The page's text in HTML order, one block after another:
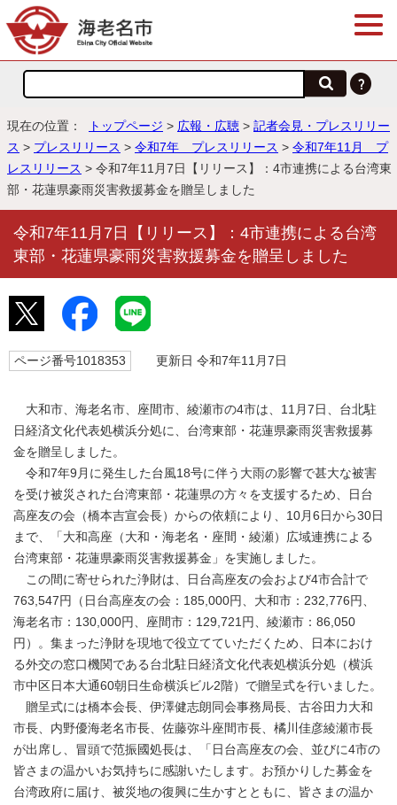
現在の位置： トップページ > 広報・広聴 > 記者会見・プレスリリー
ス > プレスリリース > 令和7年 プレスリリース > 令和7年11月 プ
レスリリース > 令和7年11月7日【リリース】：4市連携による台湾東
部・花蓮県豪雨災害救援募金を贈呈しました
令和7年11月7日【リリース】：4市連携による台湾
東部・花蓮県豪雨災害救援募金を贈呈しました
ページ番号1018353 更新日 令和7年11月7日
大和市、海老名市、座間市、綾瀬市の4市は、11月7日、台北駐
日経済文化代表処横浜分処に、台湾東部・花蓮県豪雨災害救援募
金を贈呈しました。
令和7年9月に発生した台風18号に伴う大雨の影響で甚大な被害
を受け被災された台湾東部・花蓮県の方々を支援するため、日台
高座友の会（橋本吉宣会長）からの依頼により、10月6日から30日
まで、「大和高座（大和・海老名・座間・綾瀬）広域連携による
台湾東部・花蓮県豪雨災害救援募金」を実施しました。
この間に寄せられた浄財は、日台高座友の会および4市合計で
763,547円（日台高座友の会：185,000円、大和市：232,776円、
海老名市：130,000円、座間市：129,721円、綾瀬市：86,050
円）。集まった浄財を現地で役立てていただくため、日本におけ
る外交の窓口機関である台北駐日経済文化代表処横浜分処（横浜
市中区日本大通60朝日生命横浜ビル2階）で贈呈式を行いました。
贈呈式には橋本会長、伊澤健志朗同会事務局長、古谷田力大和
市長、内野優海老名市長、佐藤弥斗座間市長、橘川佳彦綾瀬市長
が出席し、冒頭で范振國処長は、「日台高座友の会、並びに4市の
皆さまの温かいお気持ちに感謝いたします。お預かりした募金を
台湾政府に届け、被災地の復興に生かすとともに、皆さまの温か